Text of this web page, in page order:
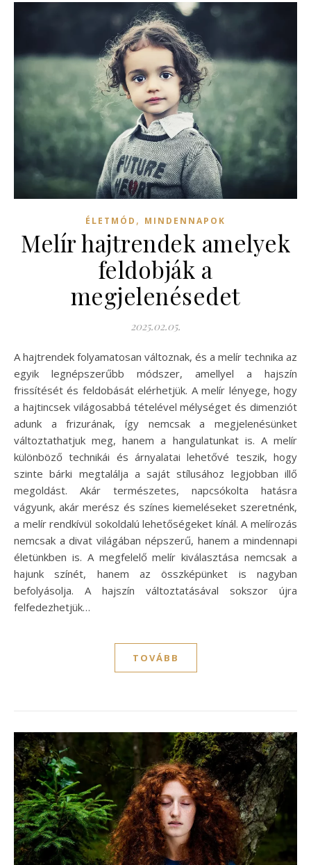
ÉLETMÓD , MINDENNAPOK
Melír hajtrendek amelyek
feldobják a
megjelenésedet
2025.02.05.
A hajtrendek folyamatosan változnak, és a melír technika az
egyik legnépszerűbb módszer, amellyel a hajszín
frissítését és feldobását elérhetjük. A melír lényege, hogy
a hajtincsek világosabbá tételével mélységet és dimenziót
adunk a frizurának, így nemcsak a megjelenésünket
változtathatjuk meg, hanem a hangulatunkat is. A melír
különböző technikái és árnyalatai lehetővé teszik, hogy
szinte bárki megtalálja a saját stílusához legjobban illő
megoldást. Akár természetes, napcsókolta hatásra
vágyunk, akár merész és színes kiemeléseket szeretnénk,
a melír rendkívül sokoldalú lehetőségeket kínál. A melírozás
nemcsak a divat világában népszerű, hanem a mindennapi
életünkben is. A megfelelő melír kiválasztása nemcsak a
hajunk színét, hanem az összképünket is nagyban
befolyásolja. A hajszín változtatásával sokszor újra
felfedezhetjük…
TOVÁBB